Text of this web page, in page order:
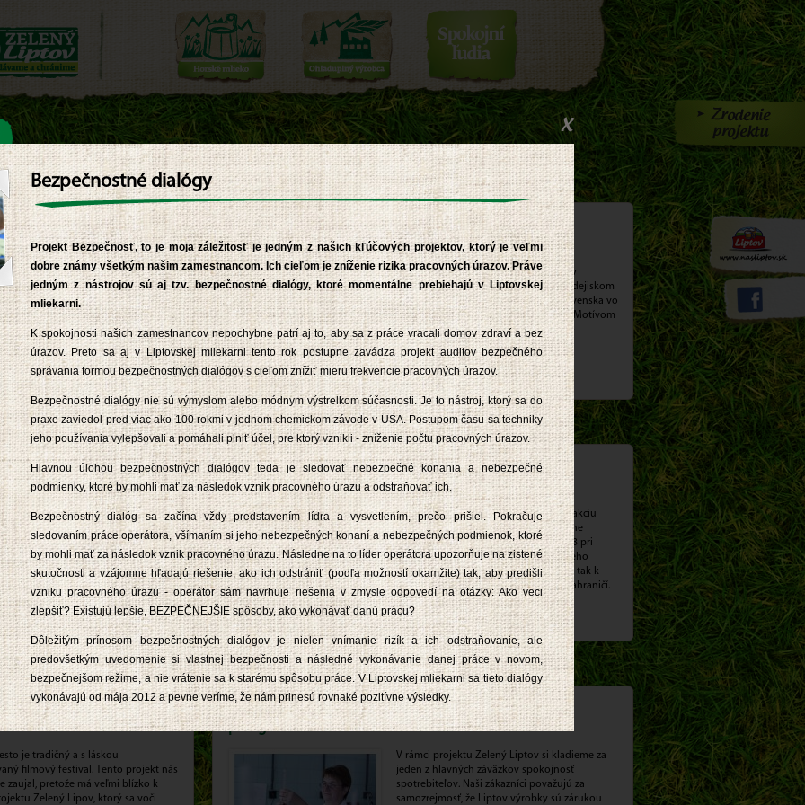
Liptova
projektu zameraného na
krás Liptova realizovalo združenie
ruchu Klaster LIPTOV Cestu za
v rámci ktorej sa mohli
regiónu posilniť aj našimi syrmi.
Haluškové majstrovstvá v Liptove
jún 2013
V sobotu 22.júna 2013 ožilo námestie v
Liptovskom Mikuláši a mesto sa stalo dejiskom
16. Medzinárodných majstrovstiev Slovenska vo
varení a jedení bryndzových halušiek. Motívom
celej soboty bolo naše národné jedlo -
bryndzové halušky a bryndza.
viac >
región Liptov
pre spotrebiteľov prispievajú k
Liptov. Vďaka nim sa
môžu dozvedieť viac o krásach
srdca Slovenska.
Jánošíkove dni: Prezentácia značky Liptov v Poľsku
máj 2013
Aj tento krát sme veľmi radi podporili akciu
Jánošíkovských dní v poľskom skanzene
Chorzow, ktorá sa konala 26. mája 2013 pri
príležitosti 300. výročia od smrti známeho
zbojníka Juraja Jánošíka a prispeli sme tak k
propagácii našich tradícií a kultúry v zahraničí.
viac >
a mesto
je tradičný a s láskou
filmový festival. Tento projekt nás
zaujal, pretože má veľmi blízko k
Zelený Lipov, ktorý sa voči
Naše výrobky pod prísnejším drobnohľadom – nové
patogénne laboratórium
január 2013
V rámci projektu Zelený Liptov si kladieme za
jeden z hlavných záväzkov spokojnosť
spotrebiteľov. Naši zákazníci považujú za
samozrejmosť, že Liptov výrobky sú zárukou
Bezpečnostné dialógy
Projekt Bezpečnosť, to je moja záležitosť je jedným z našich kľúčových projektov, ktorý je veľmi
dobre známy všetkým našim zamestnancom. Ich cieľom je zníženie rizika pracovných úrazov. Práve
jedným z nástrojov sú aj tzv. bezpečnostné dialógy, ktoré momentálne prebiehajú v Liptovskej
mliekarni.
K spokojnosti našich zamestnancov nepochybne patrí aj to, aby sa z práce vracali domov zdraví a bez
úrazov. Preto sa aj v Liptovskej mliekarni tento rok postupne zavádza projekt auditov bezpečného
správania formou bezpečnostných dialógov s cieľom znížiť mieru frekvencie pracovných úrazov.
Bezpečnostné dialógy nie sú výmyslom alebo módnym výstrelkom súčasnosti. Je to nástroj, ktorý sa do
praxe zaviedol pred viac ako 100 rokmi v jednom chemickom závode v USA. Postupom času sa techniky
jeho používania vylepšovali a pomáhali plniť účel, pre ktorý vznikli - zníženie počtu pracovných úrazov.
Hlavnou úlohou bezpečnostných dialógov teda je sledovať nebezpečné konania a nebezpečné
podmienky, ktoré by mohli mať za následok vznik pracovného úrazu a odstraňovať ich.
Bezpečnostný dialóg sa začína vždy predstavením lídra a vysvetlením, prečo prišiel. Pokračuje
sledovaním práce operátora, všímaním si jeho nebezpečných konaní a nebezpečných podmienok, ktoré
by mohli mať za následok vznik pracovného úrazu. Následne na to líder operátora upozorňuje na zistené
skutočnosti a vzájomne hľadajú riešenie, ako ich odstrániť (podľa možností okamžite) tak, aby predišli
vzniku pracovného úrazu - operátor sám navrhuje riešenia v zmysle odpovedí na otázky: Ako veci
zlepšiť? Existujú lepšie, BEZPEČNEJŠIE spôsoby, ako vykonávať danú prácu?
Dôležitým prínosom bezpečnostných dialógov je nielen vnímanie rizík a ich odstraňovanie, ale
predovšetkým uvedomenie si vlastnej bezpečnosti a následné vykonávanie danej práce v novom,
bezpečnejšom režime, a nie vrátenie sa k starému spôsobu práce. V Liptovskej mliekarni sa tieto dialógy
vykonávajú od mája 2012 a pevne veríme, že nám prinesú rovnaké pozitívne výsledky.